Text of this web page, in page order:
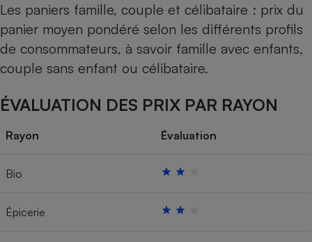
Les paniers famille, couple et célibataire : prix du
panier moyen pondéré selon les différents profils
de consommateurs, à savoir famille avec enfants,
couple sans enfant ou célibataire.
ÉVALUATION DES PRIX PAR RAYON
Rayon Évaluation
Bio
Épicerie